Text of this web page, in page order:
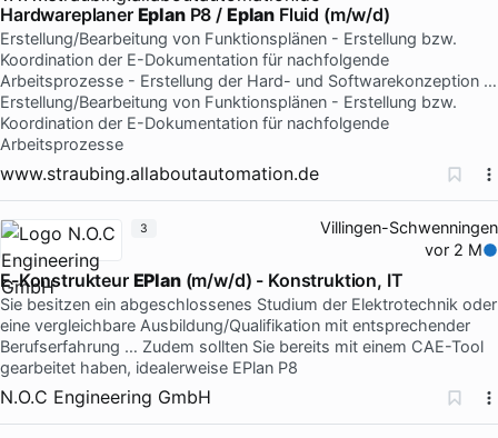
Hardwareplaner EplanP8 / Eplan Fluid (m/w/d)
Erstellung/Bearbeitung von Funktionsplänen - Erstellung bzw.
Koordination der E-Dokumentation für nachfolgende
Arbeitsprozesse - Erstellung der Hard- und Softwarekonzeption …
Erstellung/Bearbeitung von Funktionsplänen - Erstellung bzw.
Koordination der E-Dokumentation für nachfolgende
Arbeitsprozesse
www.straubing.allaboutautomation.de
Villingen-Schwenningen
vor 2 M
E-Konstrukteur EPlan(m/w/d) - Konstruktion, IT
Sie besitzen ein abgeschlossenes Studium der Elektrotechnik oder
eine vergleichbare Ausbildung/Qualifikation mit entsprechender
Berufserfahrung … Zudem sollten Sie bereits mit einem CAE-Tool
gearbeitet haben, idealerweise EPlan P8
N.O.C Engineering GmbH
3